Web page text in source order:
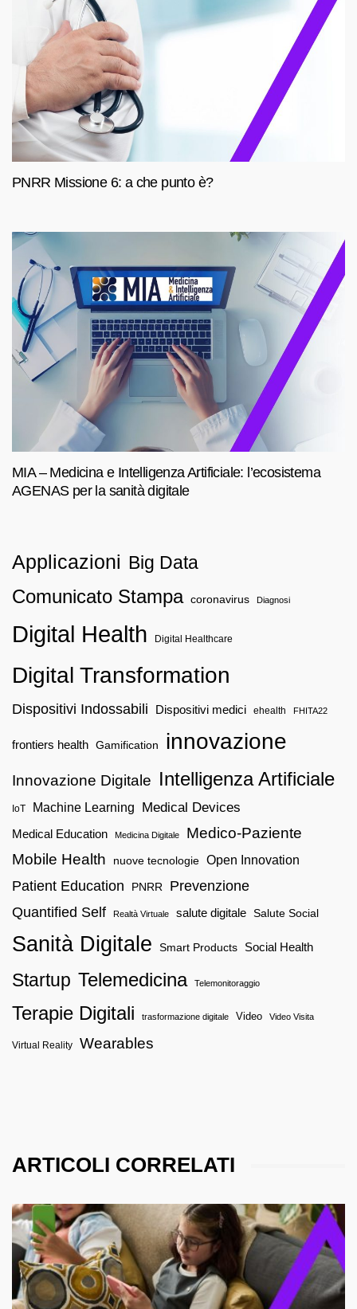
PNRR Missione 6: a che punto è?
MIA – Medicina e Intelligenza Artificiale: l’ecosistema
AGENAS per la sanità digitale
Applicazioni Big Data
Comunicato Stampa coronavirus Diagnosi
Digital Health Digital Healthcare
Digital Transformation
Dispositivi Indossabili Dispositivi medici ehealth FHITA22
frontiers health Gamification innovazione
Innovazione Digitale Intelligenza Artificiale
IoT Machine Learning Medical Devices
Medical Education Medicina Digitale
Medico-Paziente
Mobile Health
nuove tecnologie Open Innovation
Patient Education PNRR
Prevenzione
Quantified Self
Realtà Virtuale salute digitale Salute Social
Sanità Digitale Smart Products Social Health
Startup Telemedicina Telemonitoraggio
Terapie Digitali trasformazione digitale Video Video Visita
Virtual Reality Wearables
ARTICOLI CORRELATI